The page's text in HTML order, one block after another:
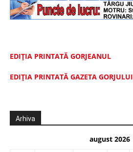
EDIȚIA PRINTATĂ GORJEANUL
EDIŢIA PRINTATĂ GAZETA GORJULUI
Arhiva
august 2026